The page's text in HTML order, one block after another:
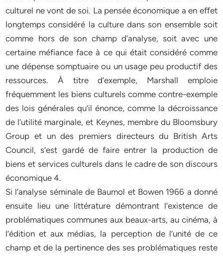
culturel ne vont de soi. La pensée économique a en eﬀet
longtemps considéré la culture dans son ensemble soit
comme hors de son champ d’analyse, soit avec une
certaine méfiance face à ce qui était considéré comme
une dépense somptuaire ou un usage peu productif des
ressources. À titre d’exemple, Marshall emploie
fréquemment les biens culturels comme contre-exemple
des lois générales qu’il énonce, comme la décroissance
de l’utilité marginale, et Keynes, membre du Bloomsbury
Group et un des premiers directeurs du British Arts
Council, s’est gardé de faire entrer la production de
biens et services culturels dans le cadre de son discours
économique 4.
Si l’analyse séminale de Baumol et Bowen 1966 a donné
ensuite lieu une littérature démontrant l’existence de
problématiques communes aux beaux-arts, au cinéma, à
l’édition et aux médias, la perception de l’unité de ce
champ et de la pertinence des ses problématiques reste